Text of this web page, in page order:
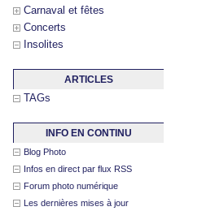
Carnaval et fêtes
Concerts
Insolites
ARTICLES
TAGs
INFO EN CONTINU
Blog Photo
Infos en direct par flux RSS
Forum photo numérique
Les dernières mises à jour